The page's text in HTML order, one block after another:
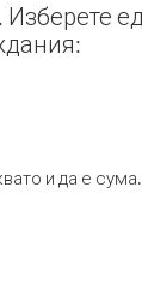
и да е